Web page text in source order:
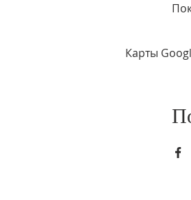
Карты